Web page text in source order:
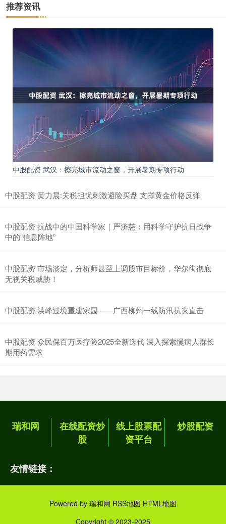
推荐资讯
中股配资 武汉：擦亮城市流动之窗，开展暑期专项行动
中股配资 黄力晨:关税担忧刺激避险买盘 支撑黄金价格反弹
中股配资 抗战中的中国科学家｜严济慈：用科学守护抗日战争
中的“信息阵地”
中股配资 市场淡定，分析师甚至上调股市目标价，华尔街彻底
无视关税威胁！
中股配资 洪峰过境重建家园——广西柳州一线防汛抗灾直击
中股配资 众民保百万医疗险2025全新迭代 深入探索慢病人群长
期用药需求
瑞和网
在线配资炒
股
线上股票配
资平台
炒股配资
友情链接：
Powered by 瑞和网 RSS地图 HTML地图
Copyright © 2023-2025